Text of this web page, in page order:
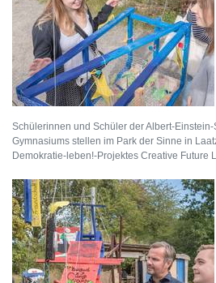
Schülerinnen und Schüler der Albert-
Gymnasiums stellen im Park der Sinne in
Demokratie-leben!-Projektes Creative Future